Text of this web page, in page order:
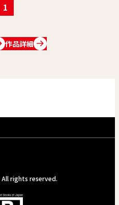
1
作品詳細
All rights reserved.